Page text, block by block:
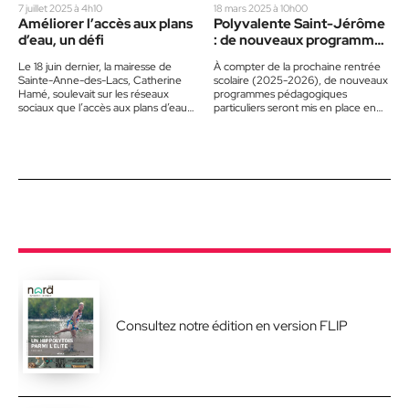
7 juillet 2025 à 4h10
Améliorer l’accès aux plans
d’eau, un défi
Le 18 juin dernier, la mairesse de
Sainte-Anne-des-Lacs, Catherine
Hamé, soulevait sur les réseaux
sociaux que l’accès aux plans d’eau
18 mars 2025 à 10h00
Polyvalente Saint-Jérôme
: de nouveaux programmes
pour tous les élèves
À compter de la prochaine rentrée
scolaire (2025-2026), de nouveaux
programmes pédagogiques
particuliers seront mis en place en
Consultez notre édition en version FLIP